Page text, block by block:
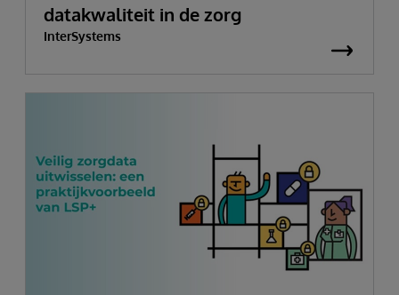
datakwaliteit in de zorg
InterSystems